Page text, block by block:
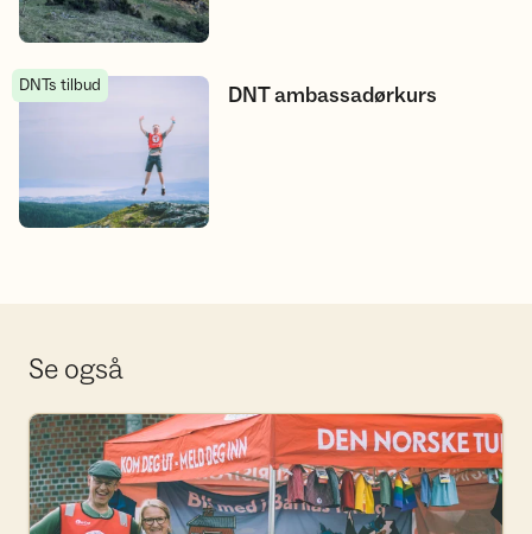
DNT ambassadørkurs
DNTs tilbud DNT ambassadørkurs
Se også
Bli frivillig